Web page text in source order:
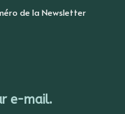
de la Newsletter
e-mail.